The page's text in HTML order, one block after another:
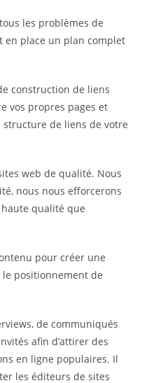
les problèmes de
en place un plan complet
construction de liens
vos propres pages et
de liens de votre
web de qualité. Nous
nous nous efforcerons
qualité que
pour créer une
positionnement de
de communiqués
afin d’attirer des
en ligne populaires. Il
les éditeurs de sites